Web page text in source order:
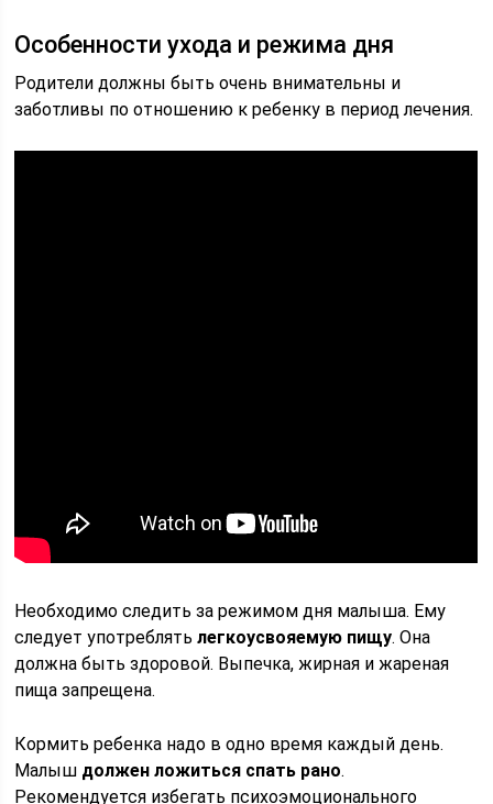
Особенности ухода и режима дня
Родители должны быть очень внимательны и
заботливы по отношению к ребенку в период лечения.
Необходимо следить за режимом дня малыша. Ему
следует употреблятьлегкоусвояемую пищу. Она
должна быть здоровой. Выпечка, жирная и жареная
пища запрещена.
Кормить ребенка надо в одно время каждый день.
Малыш должен ложиться спать рано.
Рекомендуется избегать психоэмоционального